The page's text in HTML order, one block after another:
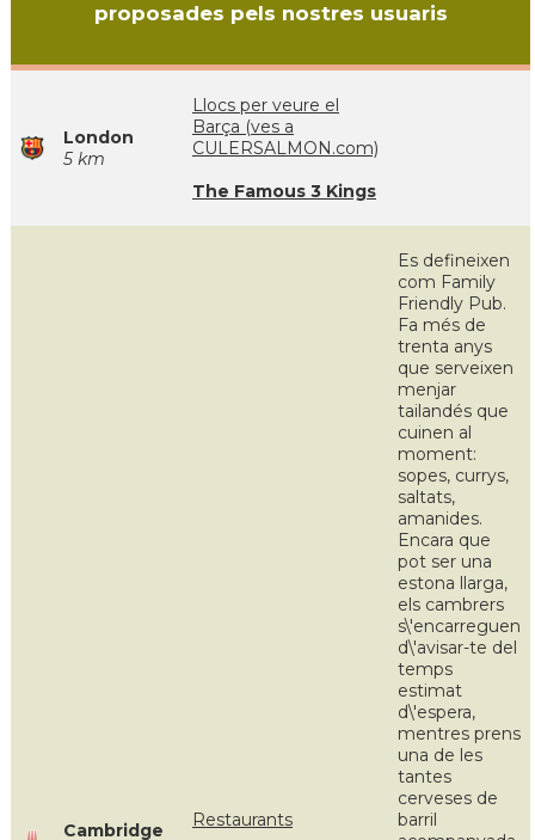
proposades pels nostres usuaris
London
5 km
Llocs per veure el
Barça (ves a
CULERSALMON.com)
The Famous 3 Kings
Cambridge
Restaurants
Es defineixen
com Family
Friendly Pub.
Fa més de
trenta anys
que serveixen
menjar
tailandés que
cuinen al
moment:
sopes, currys,
saltats,
amanides.
Encara que
pot ser una
estona llarga,
els cambrers
s\'encarreguen
d\'avisar-te del
temps
estimat
d\'espera,
mentres prens
una de les
tantes
cerveses de
barril